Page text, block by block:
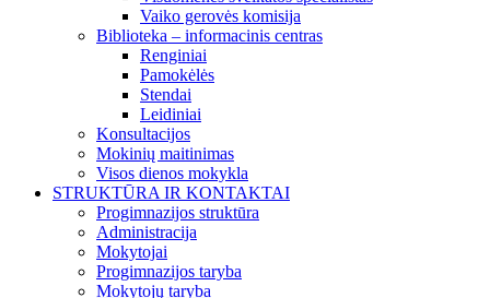
Vaiko gerovės komisija
Biblioteka – informacinis centras
Renginiai
Pamokėlės
Stendai
Leidiniai
Konsultacijos
Mokinių maitinimas
Visos dienos mokykla
STRUKTŪRA IR KONTAKTAI
Progimnazijos struktūra
Administracija
Mokytojai
Progimnazijos taryba
Mokytojų taryba